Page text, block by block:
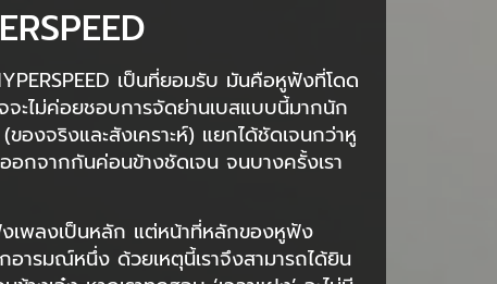
เป็นที่ยอมรับ มันคือหูฟังที่โดด
จะไม่ค่อยชอบการจัดย่านเบสแบบนี้มากนัก
องจริงและสังเคราะห์) แยกได้ชัดเจนกว่าหู
กจากกันค่อนข้างชัดเจน จนบางครั้งเรา
งเพลงเป็นหลัก แต่หน้าที่หลักของหูฟัง
อารมณ์หนึ่ง ด้วยเหตุนี้เราจึงสามารถได้ยิน